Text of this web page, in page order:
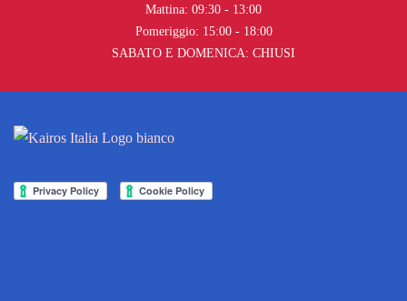
Mattina: 09:30 - 13:00
Pomeriggio: 15:00 - 18:00
SABATO E DOMENICA: CHIUSI